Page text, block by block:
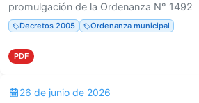
promulgación de la Ordenanza N° 1492
Decretos 2005 Ordenanza municipal
PDF
26 de junio de 2026